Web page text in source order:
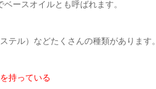
ベースオイルとも呼ばれます。
テル）などたくさんの種類があります。
持っている